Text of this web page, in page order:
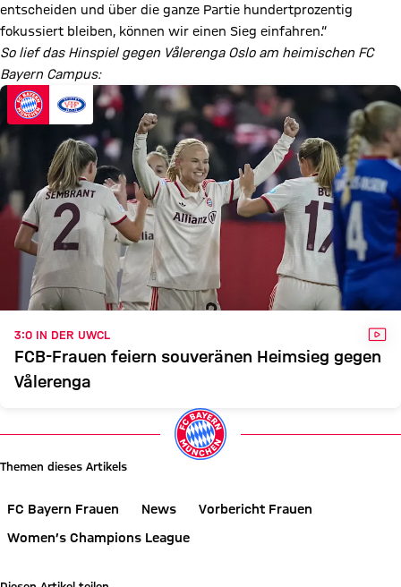
entscheiden und über die ganze Partie hundertprozentig
fokussiert bleiben, können wir einen Sieg einfahren.“
So lief das Hinspiel gegen Vålerenga Oslo am heimischen FC
Bayern Campus:
3:0 IN DER UWCL
FCB-Frauen feiern souveränen Heimsieg gegen
Vålerenga
Themen dieses Artikels
FC Bayern Frauen News
Vorbericht Frauen
Women’s Champions League